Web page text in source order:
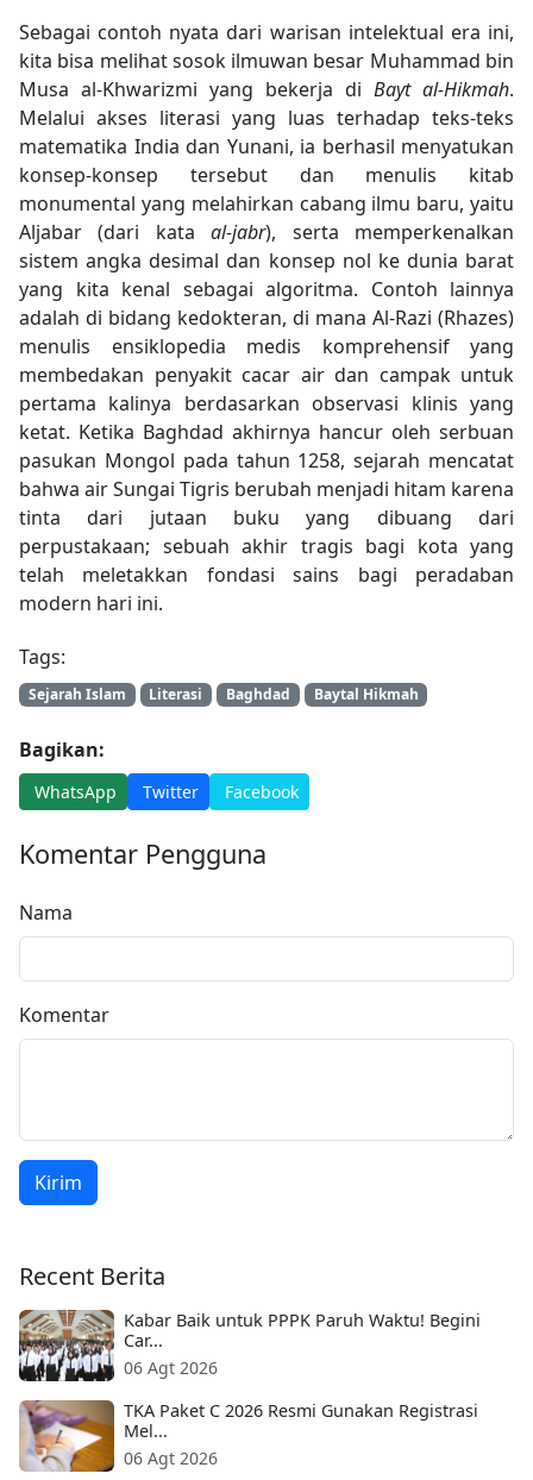
Sebagai contoh nyata dari warisan intelektual era ini,
kita bisa melihat sosok ilmuwan besar Muhammad bin
Musa al-Khwarizmi yang bekerja di Bayt al-Hikmah.
Melalui akses literasi yang luas terhadap teks-teks
matematika India dan Yunani, ia berhasil menyatukan
konsep-konsep tersebut dan menulis kitab
monumental yang melahirkan cabang ilmu baru, yaitu
Aljabar (dari kataal-jabr), serta memperkenalkan
sistem angka desimal dan konsep nol ke dunia barat
yang kita kenal sebagai algoritma. Contoh lainnya
adalah di bidang kedokteran, di mana Al-Razi (Rhazes)
menulis ensiklopedia medis komprehensif yang
membedakan penyakit cacar air dan campak untuk
pertama kalinya berdasarkan observasi klinis yang
ketat. Ketika Baghdad akhirnya hancur oleh serbuan
pasukan Mongol pada tahun 1258, sejarah mencatat
bahwa air Sungai Tigris berubah menjadi hitam karena
tinta dari jutaan buku yang dibuang dari
perpustakaan; sebuah akhir tragis bagi kota yang
telah meletakkan fondasi sains bagi peradaban
modern hari ini.
Tags:
Sejarah Islam Literasi Baghdad Baytal Hikmah
Bagikan:
WhatsApp Twitter Facebook
Komentar Pengguna
Nama
Komentar
Kirim
Recent Berita
Kabar Baik untuk PPPK Paruh Waktu! Begini
Car...
06 Agt 2026
TKA Paket C 2026 Resmi Gunakan Registrasi
Mel...
06 Agt 2026